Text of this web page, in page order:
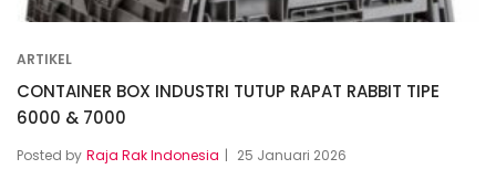
ARTIKEL
CONTAINER BOX INDUSTRI TUTUP RAPAT RABBIT TIPE
6000 & 7000
Posted by Raja Rak Indonesia 25 Januari 2026